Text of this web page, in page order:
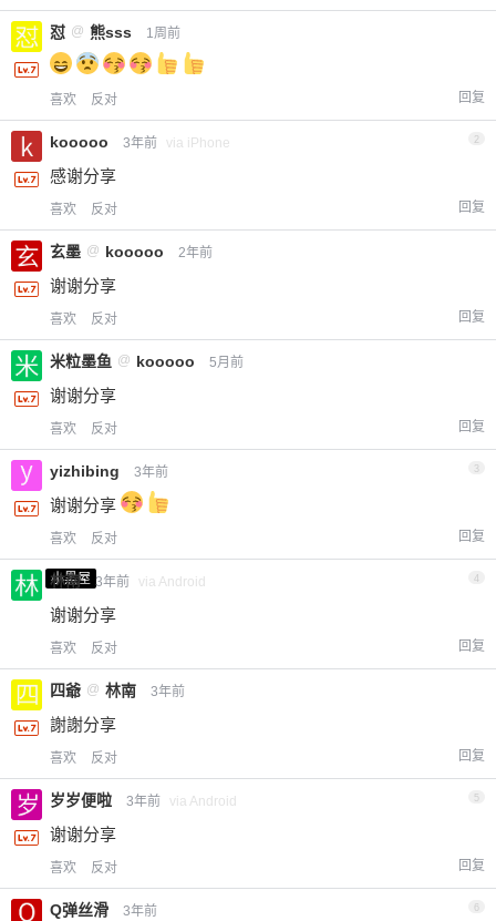
怼 @ 熊sss 1周前
喜欢 反对 回复
kooooo 3年前 via iPhone 2
感谢分享
喜欢 反对 回复
玄墨 @ kooooo 2年前
谢谢分享
喜欢 反对 回复
米粒墨鱼 @ kooooo 5月前
谢谢分享
喜欢 反对 回复
yizhibing 3年前 3
谢谢分享
喜欢 反对 回复
小黑屋
林南 3年前 via Android 4
谢谢分享
喜欢 反对 回复
四爺 @ 林南 3年前
謝謝分享
喜欢 反对 回复
岁岁便啦 3年前 via Android 5
谢谢分享
喜欢 反对 回复
Q弹丝滑 3年前 6